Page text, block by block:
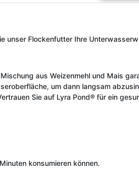
unser Flockenfutter Ihre
aus Weizenmehl und Mais
um dann langsam
Sie auf Lyra Pond® für ein
konsumieren können.